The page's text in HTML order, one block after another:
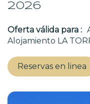
2026
Oferta válida para :
Alojamiento LA
Reservas en linea